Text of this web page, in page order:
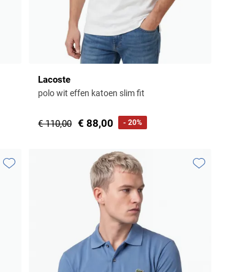
Lacoste
polo wit effen katoen slim fit
€ 110,00 € 88,00 - 20%
Toevoegen aan favorieten